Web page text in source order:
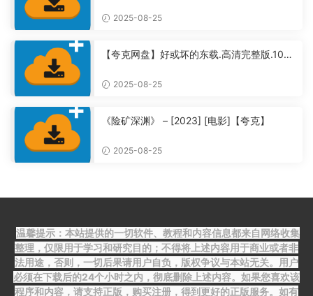
2025-08-25
【夸克网盘】好或坏的东载.高清完整版.108
2025-08-25
《险矿深渊》 – [2023] [电影]【夸克】
2025-08-25
温馨提示：本站提供的一切软件、教程和内容信息都来自网络收集
整理，仅限用于学习和研究目的；不得将上述内容用于商业或者非
法用途，否则，一切后果请用户自负，版权争议与本站无关。用户
必须在下载后的24个小时之内，彻底删除上述内容。如果您喜欢该
程序和内容，请支持正版，购买注册，得到更好的正版服务。如有